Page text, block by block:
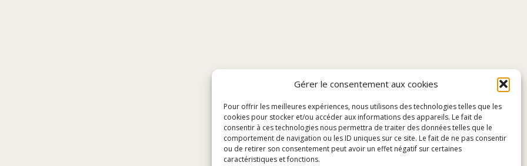
Gérer le consentement aux cookies
Pour offrir les meilleures expériences, nous utilisons des technologies telles que les
cookies pour stocker et/ou accéder aux informations des appareils. Le fait de
consentir à ces technologies nous permettra de traiter des données telles que le
comportement de navigation ou les ID uniques sur ce site. Le fait de ne pas consentir
ou de retirer son consentement peut avoir un effet négatif sur certaines
caractéristiques et fonctions.